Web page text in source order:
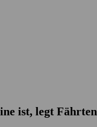
ist, legt Fährten